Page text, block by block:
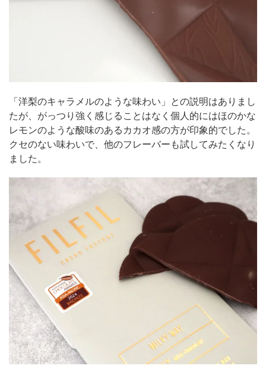
「洋梨のキャラメルのような味わい」との説明はありまし
たが、がっつり強く感じることはなく個人的にはほのかな
レモンのような酸味のあるカカオ感の方が印象的でした。
クセのない味わいで、他のフレーバーも試してみたくなり
ました。